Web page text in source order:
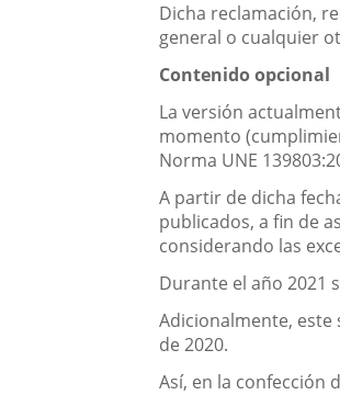
Dicha reclamación,
general o cualquier
Contenido opcional
La versión
momento
Norma UNE
A partir de dicha
publicados, a fin de
considerando las
Durante el año 2021
Adicionalmente, este
de 2020.
Así, en la confección